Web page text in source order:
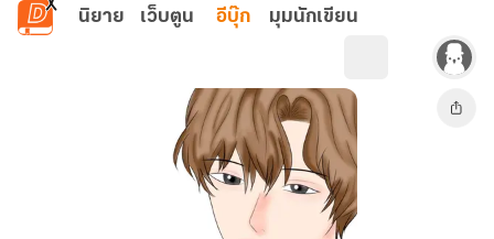
ข้ามไปยังเนื้อหาหลัก
นิยาย เว็บตูน อีบุ๊ก มุมนักเขียน